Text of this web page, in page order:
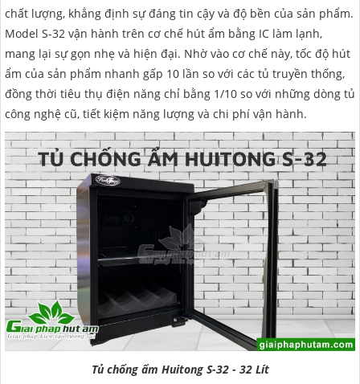
chất lượng, khẳng định sự đáng tin cậy và độ bền của sản phẩm.
Model S-32 vận hành trên cơ chế hút ẩm bằng IC làm lạnh,
mang lại sự gọn nhẹ và hiện đại. Nhờ vào cơ chế này, tốc độ hút
ẩm của sản phẩm nhanh gấp 10 lần so với các tủ truyền thống,
đồng thời tiêu thụ điện năng chỉ bằng 1/10 so với những dòng tủ
công nghệ cũ, tiết kiệm năng lượng và chi phí vận hành.
Tủ chống ẩm Huitong S-32 - 32 Lít